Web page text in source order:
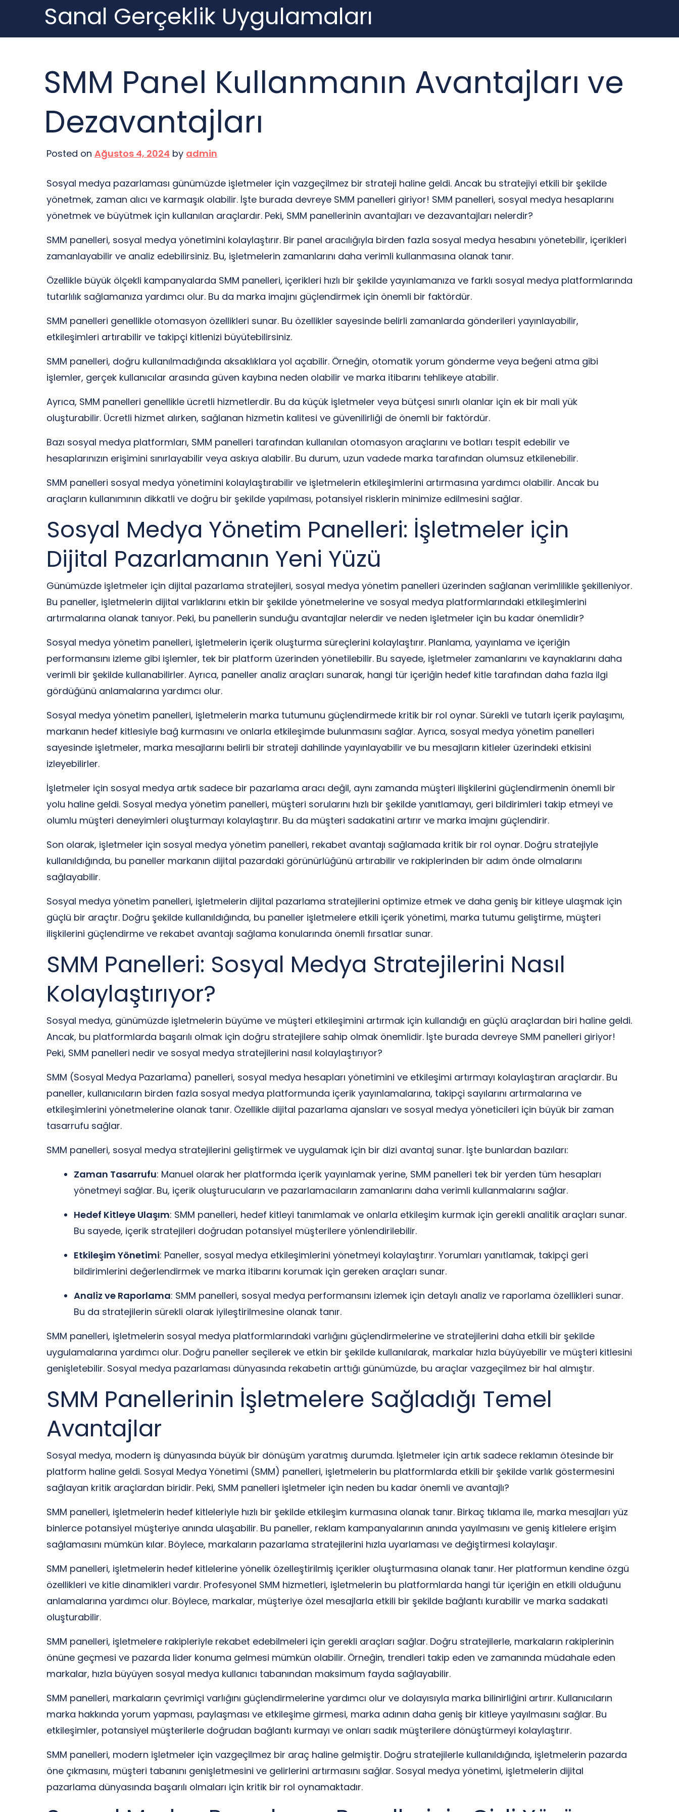
content
Sanal Gerçeklik Uygulamaları
SMM Panel Kullanmanın Avantajları ve
Dezavantajları
Posted on Ağustos 4, 2024 by admin
Sosyal medya pazarlaması günümüzde işletmeler için vazgeçilmez bir strateji haline geldi. Ancak bu stratejiyi etkili bir şekilde
yönetmek, zaman alıcı ve karmaşık olabilir. İşte burada devreye SMM panelleri giriyor! SMM panelleri, sosyal medya hesaplarını
yönetmek ve büyütmek için kullanılan araçlardır. Peki, SMM panellerinin avantajları ve dezavantajları nelerdir?
SMM panelleri, sosyal medya yönetimini kolaylaştırır. Bir panel aracılığıyla birden fazla sosyal medya hesabını yönetebilir, içerikleri
zamanlayabilir ve analiz edebilirsiniz. Bu, işletmelerin zamanlarını daha verimli kullanmasına olanak tanır.
Özellikle büyük ölçekli kampanyalarda SMM panelleri, içerikleri hızlı bir şekilde yayınlamanıza ve farklı sosyal medya platformlarında
tutarlılık sağlamanıza yardımcı olur. Bu da marka imajını güçlendirmek için önemli bir faktördür.
SMM panelleri genellikle otomasyon özellikleri sunar. Bu özellikler sayesinde belirli zamanlarda gönderileri yayınlayabilir,
etkileşimleri artırabilir ve takipçi kitlenizi büyütebilirsiniz.
SMM panelleri, doğru kullanılmadığında aksaklıklara yol açabilir. Örneğin, otomatik yorum gönderme veya beğeni atma gibi
işlemler, gerçek kullanıcılar arasında güven kaybına neden olabilir ve marka itibarını tehlikeye atabilir.
Ayrıca, SMM panelleri genellikle ücretli hizmetlerdir. Bu da küçük işletmeler veya bütçesi sınırlı olanlar için ek bir mali yük
oluşturabilir. Ücretli hizmet alırken, sağlanan hizmetin kalitesi ve güvenilirliği de önemli bir faktördür.
Bazı sosyal medya platformları, SMM panelleri tarafından kullanılan otomasyon araçlarını ve botları tespit edebilir ve
hesaplarınızın erişimini sınırlayabilir veya askıya alabilir. Bu durum, uzun vadede marka tarafından olumsuz etkilenebilir.
SMM panelleri sosyal medya yönetimini kolaylaştırabilir ve işletmelerin etkileşimlerini artırmasına yardımcı olabilir. Ancak bu
araçların kullanımının dikkatli ve doğru bir şekilde yapılması, potansiyel risklerin minimize edilmesini sağlar.
Sosyal Medya Yönetim Panelleri: İşletmeler için
Dijital Pazarlamanın Yeni Yüzü
Günümüzde işletmeler için dijital pazarlama stratejileri, sosyal medya yönetim panelleri üzerinden sağlanan verimlilikle şekilleniyor.
Bu paneller, işletmelerin dijital varlıklarını etkin bir şekilde yönetmelerine ve sosyal medya platformlarındaki etkileşimlerini
artırmalarına olanak tanıyor. Peki, bu panellerin sunduğu avantajlar nelerdir ve neden işletmeler için bu kadar önemlidir?
Sosyal medya yönetim panelleri, işletmelerin içerik oluşturma süreçlerini kolaylaştırır. Planlama, yayınlama ve içeriğin
performansını izleme gibi işlemler, tek bir platform üzerinden yönetilebilir. Bu sayede, işletmeler zamanlarını ve kaynaklarını daha
verimli bir şekilde kullanabilirler. Ayrıca, paneller analiz araçları sunarak, hangi tür içeriğin hedef kitle tarafından daha fazla ilgi
gördüğünü anlamalarına yardımcı olur.
Sosyal medya yönetim panelleri, işletmelerin marka tutumunu güçlendirmede kritik bir rol oynar. Sürekli ve tutarlı içerik paylaşımı,
markanın hedef kitlesiyle bağ kurmasını ve onlarla etkileşimde bulunmasını sağlar. Ayrıca, sosyal medya yönetim panelleri
sayesinde işletmeler, marka mesajlarını belirli bir strateji dahilinde yayınlayabilir ve bu mesajların kitleler üzerindeki etkisini
izleyebilirler.
İşletmeler için sosyal medya artık sadece bir pazarlama aracı değil, aynı zamanda müşteri ilişkilerini güçlendirmenin önemli bir
yolu haline geldi. Sosyal medya yönetim panelleri, müşteri sorularını hızlı bir şekilde yanıtlamayı, geri bildirimleri takip etmeyi ve
olumlu müşteri deneyimleri oluşturmayı kolaylaştırır. Bu da müşteri sadakatini artırır ve marka imajını güçlendirir.
Son olarak, işletmeler için sosyal medya yönetim panelleri, rekabet avantajı sağlamada kritik bir rol oynar. Doğru stratejiyle
kullanıldığında, bu paneller markanın dijital pazardaki görünürlüğünü artırabilir ve rakiplerinden bir adım önde olmalarını
sağlayabilir.
Sosyal medya yönetim panelleri, işletmelerin dijital pazarlama stratejilerini optimize etmek ve daha geniş bir kitleye ulaşmak için
güçlü bir araçtır. Doğru şekilde kullanıldığında, bu paneller işletmelere etkili içerik yönetimi, marka tutumu geliştirme, müşteri
ilişkilerini güçlendirme ve rekabet avantajı sağlama konularında önemli fırsatlar sunar.
SMM Panelleri: Sosyal Medya Stratejilerini Nasıl
Kolaylaştırıyor?
Sosyal medya, günümüzde işletmelerin büyüme ve müşteri etkileşimini artırmak için kullandığı en güçlü araçlardan biri haline geldi.
Ancak, bu platformlarda başarılı olmak için doğru stratejilere sahip olmak önemlidir. İşte burada devreye SMM panelleri giriyor!
Peki, SMM panelleri nedir ve sosyal medya stratejilerini nasıl kolaylaştırıyor?
SMM (Sosyal Medya Pazarlama) panelleri, sosyal medya hesapları yönetimini ve etkileşimi artırmayı kolaylaştıran araçlardır. Bu
paneller, kullanıcıların birden fazla sosyal medya platformunda içerik yayınlamalarına, takipçi sayılarını artırmalarına ve
etkileşimlerini yönetmelerine olanak tanır. Özellikle dijital pazarlama ajansları ve sosyal medya yöneticileri için büyük bir zaman
tasarrufu sağlar.
SMM panelleri, sosyal medya stratejilerini geliştirmek ve uygulamak için bir dizi avantaj sunar. İşte bunlardan bazıları:
Zaman Tasarrufu: Manuel olarak her platformda içerik yayınlamak yerine, SMM panelleri tek bir yerden tüm hesapları
yönetmeyi sağlar. Bu, içerik oluşturucuların ve pazarlamacıların zamanlarını daha verimli kullanmalarını sağlar.
Hedef Kitleye Ulaşım: SMM panelleri, hedef kitleyi tanımlamak ve onlarla etkileşim kurmak için gerekli analitik araçları sunar.
Bu sayede, içerik stratejileri doğrudan potansiyel müşterilere yönlendirilebilir.
Etkileşim Yönetimi: Paneller, sosyal medya etkileşimlerini yönetmeyi kolaylaştırır. Yorumları yanıtlamak, takipçi geri
bildirimlerini değerlendirmek ve marka itibarını korumak için gereken araçları sunar.
Analiz ve Raporlama: SMM panelleri, sosyal medya performansını izlemek için detaylı analiz ve raporlama özellikleri sunar.
Bu da stratejilerin sürekli olarak iyileştirilmesine olanak tanır.
SMM panelleri, işletmelerin sosyal medya platformlarındaki varlığını güçlendirmelerine ve stratejilerini daha etkili bir şekilde
uygulamalarına yardımcı olur. Doğru paneller seçilerek ve etkin bir şekilde kullanılarak, markalar hızla büyüyebilir ve müşteri kitlesini
genişletebilir. Sosyal medya pazarlaması dünyasında rekabetin arttığı günümüzde, bu araçlar vazgeçilmez bir hal almıştır.
SMM Panellerinin İşletmelere Sağladığı Temel
Avantajlar
Sosyal medya, modern iş dünyasında büyük bir dönüşüm yaratmış durumda. İşletmeler için artık sadece reklamın ötesinde bir
platform haline geldi. Sosyal Medya Yönetimi (SMM) panelleri, işletmelerin bu platformlarda etkili bir şekilde varlık göstermesini
sağlayan kritik araçlardan biridir. Peki, SMM panelleri işletmeler için neden bu kadar önemli ve avantajlı?
SMM panelleri, işletmelerin hedef kitleleriyle hızlı bir şekilde etkileşim kurmasına olanak tanır. Birkaç tıklama ile, marka mesajları yüz
binlerce potansiyel müşteriye anında ulaşabilir. Bu paneller, reklam kampanyalarının anında yayılmasını ve geniş kitlelere erişim
sağlamasını mümkün kılar. Böylece, markaların pazarlama stratejilerini hızla uyarlaması ve değiştirmesi kolaylaşır.
SMM panelleri, işletmelerin hedef kitlelerine yönelik özelleştirilmiş içerikler oluşturmasına olanak tanır. Her platformun kendine özgü
özellikleri ve kitle dinamikleri vardır. Profesyonel SMM hizmetleri, işletmelerin bu platformlarda hangi tür içeriğin en etkili olduğunu
anlamalarına yardımcı olur. Böylece, markalar, müşteriye özel mesajlarla etkili bir şekilde bağlantı kurabilir ve marka sadakati
oluşturabilir.
SMM panelleri, işletmelere rakipleriyle rekabet edebilmeleri için gerekli araçları sağlar. Doğru stratejilerle, markaların rakiplerinin
önüne geçmesi ve pazarda lider konuma gelmesi mümkün olabilir. Örneğin, trendleri takip eden ve zamanında müdahale eden
markalar, hızla büyüyen sosyal medya kullanıcı tabanından maksimum fayda sağlayabilir.
SMM panelleri, markaların çevrimiçi varlığını güçlendirmelerine yardımcı olur ve dolayısıyla marka bilinirliğini artırır. Kullanıcıların
marka hakkında yorum yapması, paylaşması ve etkileşime girmesi, marka adının daha geniş bir kitleye yayılmasını sağlar. Bu
etkileşimler, potansiyel müşterilerle doğrudan bağlantı kurmayı ve onları sadık müşterilere dönüştürmeyi kolaylaştırır.
SMM panelleri, modern işletmeler için vazgeçilmez bir araç haline gelmiştir. Doğru stratejilerle kullanıldığında, işletmelerin pazarda
öne çıkmasını, müşteri tabanını genişletmesini ve gelirlerini artırmasını sağlar. Sosyal medya yönetimi, işletmelerin dijital
pazarlama dünyasında başarılı olmaları için kritik bir rol oynamaktadır.